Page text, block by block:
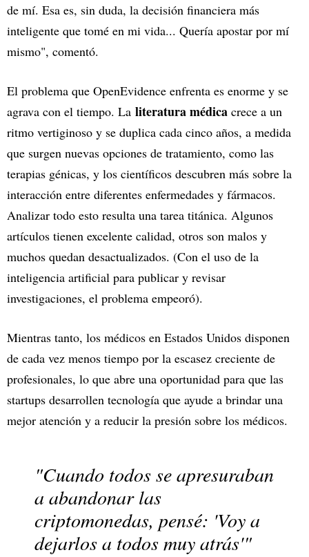
de mí. Esa es, sin duda, la decisión financiera más
inteligente que tomé en mi vida... Quería apostar por mí
mismo", comentó.
El problema que OpenEvidence enfrenta es enorme y se
agrava con el tiempo. La literatura médica crece a un
ritmo vertiginoso y se duplica cada cinco años, a medida
que surgen nuevas opciones de tratamiento, como las
terapias génicas, y los científicos descubren más sobre la
interacción entre diferentes enfermedades y fármacos.
Analizar todo esto resulta una tarea titánica. Algunos
artículos tienen excelente calidad, otros son malos y
muchos quedan desactualizados. (Con el uso de la
inteligencia artificial para publicar y revisar
investigaciones, el problema empeoró).
Mientras tanto, los médicos en Estados Unidos disponen
de cada vez menos tiempo por la escasez creciente de
profesionales, lo que abre una oportunidad para que las
startups desarrollen tecnología que ayude a brindar una
mejor atención y a reducir la presión sobre los médicos.
"Cuando todos se apresuraban
a abandonar las
criptomonedas, pensé: 'Voy a
dejarlos a todos muy atrás'"